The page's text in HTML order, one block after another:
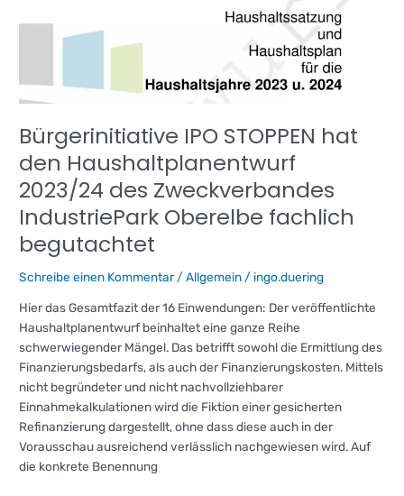
Bürgerinitiative IPO STOPPEN hat
den Haushaltplanentwurf
2023/24 des Zweckverbandes
IndustriePark Oberelbe fachlich
begutachtet
Schreibe einen Kommentar /Allgemein / ingo.duering
Hier das Gesamtfazit der 16 Einwendungen: Der veröffentlichte
Haushaltplanentwurf beinhaltet eine ganze Reihe
schwerwiegender Mängel. Das betrifft sowohl die Ermittlung des
Finanzierungsbedarfs, als auch der Finanzierungskosten. Mittels
nicht begründeter und nicht nachvollziehbarer
Einnahmekalkulationen wird die Fiktion einer gesicherten
Refinanzierung dargestellt, ohne dass diese auch in der
Vorausschau ausrei­chend verlässlich nachgewiesen wird. Auf
die konkrete Benennung
IPO
STOPPEN
Haushaltplanentwurf
des
Zweckverbandes
IndustriePark
Oberelbe
fachlich
begutachtet